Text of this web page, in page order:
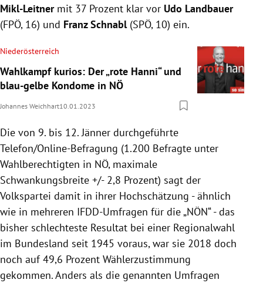
Mikl-Leitnermit 37 Prozent klar vor Udo Landbauer
(FPÖ, 16) und Franz Schnabl(SPÖ, 10) ein.
Niederösterreich
Wahlkampf kurios: Der „rote Hanni“ und
blau-gelbe Kondome in NÖ
Johannes Weichhart10.01.2023
Die von 9. bis 12. Jänner durchgeführte
Telefon/Online-Befragung (1.200 Befragte unter
Wahlberechtigten in NÖ, maximale
Schwankungsbreite +/- 2,8 Prozent) sagt der
Volkspartei damit in ihrer Hochschätzung - ähnlich
wie in mehreren IFDD-Umfragen für die „NÖN“ - das
bisher schlechteste Resultat bei einer Regionalwahl
im Bundesland seit 1945 voraus, war sie 2018 doch
noch auf 49,6 Prozent Wählerzustimmung
gekommen. Anders als die genannten Umfragen